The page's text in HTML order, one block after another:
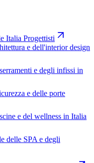
Italia Progettisti
e dell'interior design
e degli infissi in
e delle porte
e del wellness in Italia
delle SPA e degli